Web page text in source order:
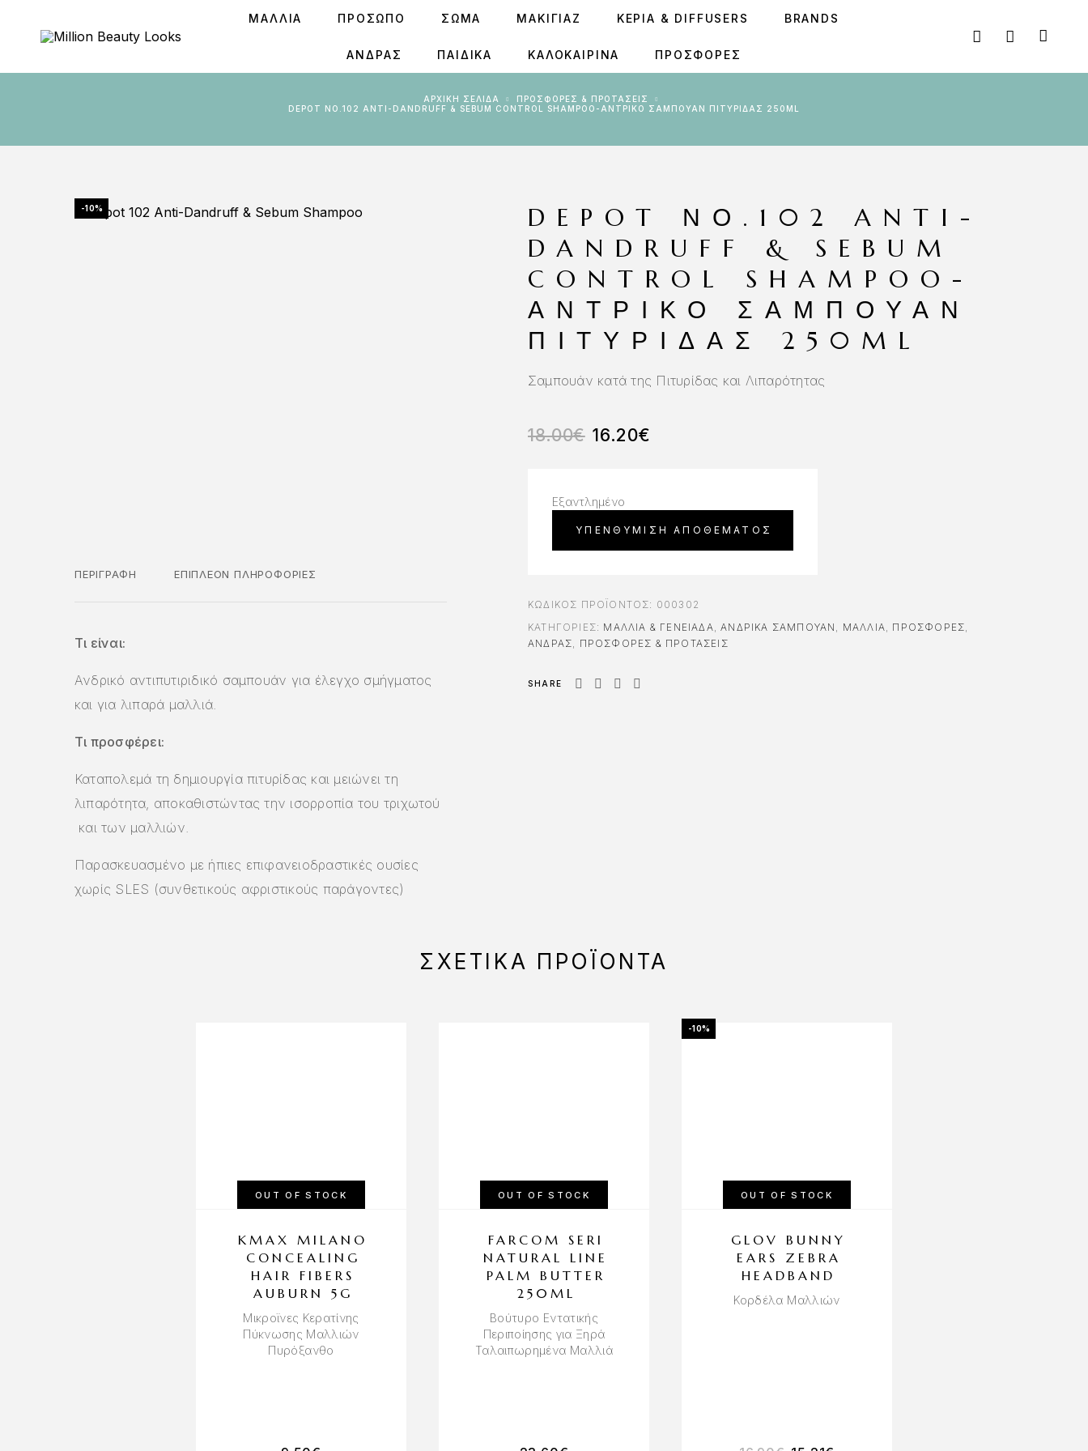
ΜΑΛΛΙΑ ΠΡΟΣΩΠΟ ΣΩΜΑ ΜΑΚΙΓΙΑΖ ΚΕΡΙΆ & DIFFUSERS BRANDS
ΆΝΔΡΑΣ ΠΑΙΔΙΚΑ ΚΑΛΟΚΑΙΡΙΝΑ ΠΡΟΣΦΟΡΕΣ
ΑΡΧΙΚΉ ΣΕΛΊΔΑ
ΠΡΟΣΦΟΡΕΣ & ΠΡΟΤΑΣΕΙΣ
DEPOT ΝΟ.102 ANTI-DANDRUFF & SEBUM CONTROL SHAMPOO-ΑΝΤΡΙΚΌ ΣΑΜΠΟΥΆΝ ΠΙΤΥΡΊΔΑΣ 250ML
-10%
ΠΕΡΙΓΡΑΦΉ ΕΠΙΠΛΈΟΝ ΠΛΗΡΟΦΟΡΊΕΣ
Τι είναι:
Ανδρικό αντιπυτιριδικό σαμπουάν για έλεγχο σμήγματος
και για λιπαρά μαλλιά.
Τι προσφέρει:
Καταπολεμά τη δημιουργία πιτυρίδας και μειώνει τη
λιπαρότητα, αποκαθιστώντας την ισορροπία του τριχωτού
και των μαλλιών.
Παρασκευασμένο με ήπιες επιφανειοδραστικές ουσίες
χωρίς SLES (συνθετικούς αφριστικούς παράγοντες)
DEPOT ΝΟ.102 ANTI-
DANDRUFF & SEBUM
CONTROL SHAMPOO-
ΑΝΤΡΙΚΌ ΣΑΜΠΟΥΆΝ
ΠΙΤΥΡΊΔΑΣ 250ML
Σαμπουάν κατά της Πιτυρίδας και Λιπαρότητας
18.00€ 16.20€
Εξαντλημένο
ΚΩΔΙΚΌΣ ΠΡΟΪΌΝΤΟΣ: 000302
ΚΑΤΗΓΟΡΊΕΣ: ΜΑΛΛΙΆ & ΓΕΝΕΙΆΔΑ,ΑΝΔΡΙΚΆ ΣΑΜΠΟΥΆΝ , ΜΑΛΛΙΑ, ΠΡΟΣΦΟΡΈΣ,
ΆΝΔΡΑΣ, ΠΡΟΣΦΟΡΕΣ & ΠΡΟΤΑΣΕΙΣ
SHARE
ΣΧΕΤΙΚΆ ΠΡΟΪΌΝΤΑ
OUT OF STOCK
KMAX MILANO
CONCEALING
HAIR FIBERS
AUBURN 5G
Μικροϊνες Κερατίνης
Πύκνωσης Μαλλιών
Πυρόξανθο
OUT OF STOCK
FARCOM SERI
NATURAL LINE
PALM BUTTER
250ML
Βούτυρο Εντατικής
Περιποίησης για Ξηρά
Ταλαιπωρημένα Μαλλιά
-10%
OUT OF STOCK
GLOV BUNNY
EARS ZEBRA
HEADBAND
Κορδέλα Μαλλιών